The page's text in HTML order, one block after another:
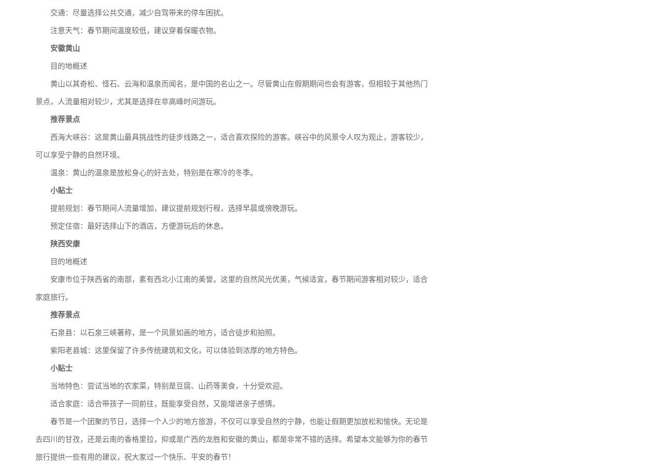
交通：尽量选择公共交通，减少自驾带来的停车困扰。
注意天气：春节期间温度较低，建议穿着保暖衣物。
安徽黄山
目的地概述
黄山以其奇松、怪石、云海和温泉而闻名，是中国的名山之一。尽管黄山在假期期间也会有游客，但相较于其他热门
景点，人流量相对较少，尤其是选择在非高峰时间游玩。
推荐景点
西海大峡谷：这是黄山最具挑战性的徒步线路之一，适合喜欢探险的游客。峡谷中的风景令人叹为观止，游客较少，
可以享受宁静的自然环境。
温泉：黄山的温泉是放松身心的好去处，特别是在寒冷的冬季。
小贴士
提前规划：春节期间人流量增加，建议提前规划行程，选择早晨或傍晚游玩。
预定住宿：最好选择山下的酒店，方便游玩后的休息。
陕西安康
目的地概述
安康市位于陕西省的南部，素有西北小江南的美誉。这里的自然风光优美，气候适宜，春节期间游客相对较少，适合
家庭旅行。
推荐景点
石泉县：以石泉三峡著称，是一个风景如画的地方，适合徒步和拍照。
紫阳老县城：这里保留了许多传统建筑和文化，可以体验到浓厚的地方特色。
小贴士
当地特色：尝试当地的农家菜，特别是豆腐、山药等美食，十分受欢迎。
适合家庭：适合带孩子一同前往，既能享受自然，又能增进亲子感情。
春节是一个团聚的节日，选择一个人少的地方旅游，不仅可以享受自然的宁静，也能让假期更加放松和愉快。无论是
去四川的甘孜，还是云南的香格里拉，抑或是广西的龙胜和安徽的黄山，都是非常不错的选择。希望本文能够为你的春节
旅行提供一些有用的建议，祝大家过一个快乐、平安的春节！